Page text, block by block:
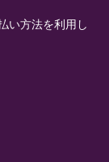
い方法を利用し